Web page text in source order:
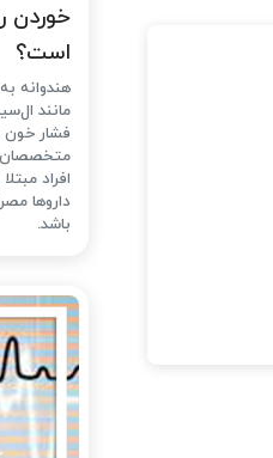
خوردن
است؟
هندوانه
مانند
فشار خون
متخصصان
افراد
داروها
باشد.